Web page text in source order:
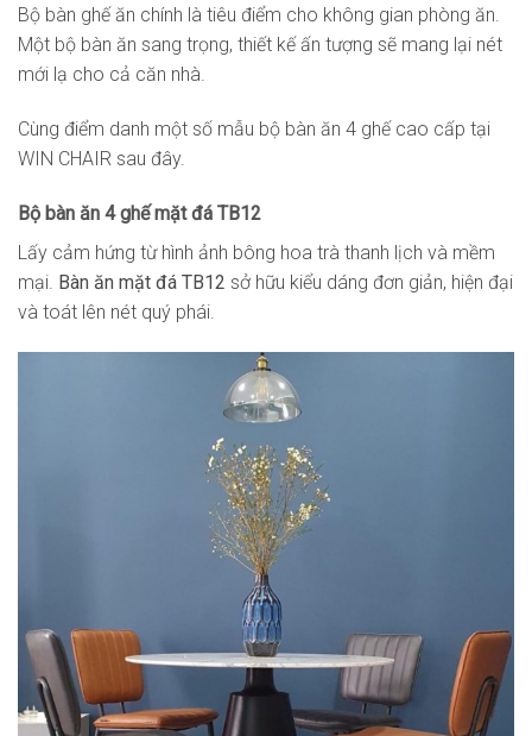
Bộ bàn ghế ăn chính là tiêu điểm cho không gian phòng ăn.
Một bộ bàn ăn sang trọng, thiết kế ấn tượng sẽ mang lại nét
mới lạ cho cả căn nhà.
Cùng điểm danh một số mẫu bộ bàn ăn 4 ghế cao cấp tại
WIN CHAIR sau đây.
Bộ bàn ăn 4 ghế mặt đá TB12
Lấy cảm hứng từ hình ảnh bông hoa trà thanh lịch và mềm
mại. Bàn ăn mặt đá TB12 sở hữu kiểu dáng đơn giản, hiện đại
và toát lên nét quý phái.